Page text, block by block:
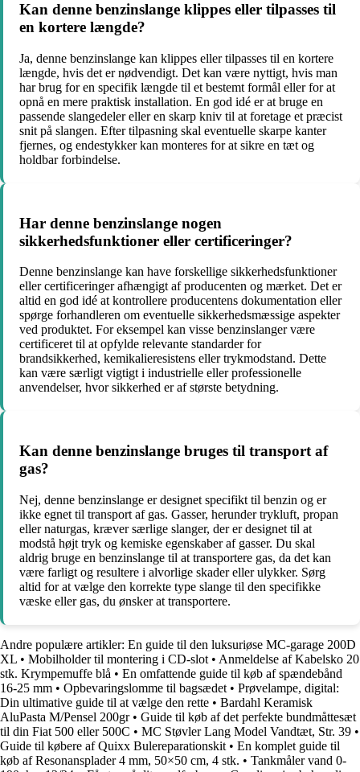
Kan denne benzinslange klippes eller tilpasses til
en kortere længde?
Ja, denne benzinslange kan klippes eller tilpasses til en kortere
længde, hvis det er nødvendigt. Det kan være nyttigt, hvis man
har brug for en specifik længde til et bestemt formål eller for at
opnå en mere praktisk installation. En god idé er at bruge en
passende slangedeler eller en skarp kniv til at foretage et præcist
snit på slangen. Efter tilpasning skal eventuelle skarpe kanter
fjernes, og endestykker kan monteres for at sikre en tæt og
holdbar forbindelse.
Har denne benzinslange nogen
sikkerhedsfunktioner eller certificeringer?
Denne benzinslange kan have forskellige sikkerhedsfunktioner
eller certificeringer afhængigt af producenten og mærket. Det er
altid en god idé at kontrollere producentens dokumentation eller
spørge forhandleren om eventuelle sikkerhedsmæssige aspekter
ved produktet. For eksempel kan visse benzinslanger være
certificeret til at opfylde relevante standarder for
brandsikkerhed, kemikalieresistens eller trykmodstand. Dette
kan være særligt vigtigt i industrielle eller professionelle
anvendelser, hvor sikkerhed er af største betydning.
Kan denne benzinslange bruges til transport af
gas?
Nej, denne benzinslange er designet specifikt til benzin og er
ikke egnet til transport af gas. Gasser, herunder trykluft, propan
eller naturgas, kræver særlige slanger, der er designet til at
modstå højt tryk og kemiske egenskaber af gasser. Du skal
aldrig bruge en benzinslange til at transportere gas, da det kan
være farligt og resultere i alvorlige skader eller ulykker. Sørg
altid for at vælge den korrekte type slange til den specifikke
væske eller gas, du ønsker at transportere.
Andre populære artikler: En guide til den luksuriøse MC-garage 200D
XL • Mobilholder til montering i CD-slot • Anmeldelse af Kabelsko 20
stk. Krympemuffe blå • En omfattende guide til køb af spændebånd
16-25 mm • Opbevaringslomme til bagsædet • Prøvelampe, digital:
Din ultimative guide til at vælge den rette • Bardahl Keramisk
AluPasta M/Pensel 200gr• Guide til køb af det perfekte bundmåttesæt
til din Fiat 500 eller 500C • MC Støvler Lang Model Vandtæt, Str. 39 •
Guide til købere af Quixx Bulereparationskit • En komplet guide til
køb af Resonansplader 4 mm, 50×50 cm, 4 stk. • Tankmåler vand 0-